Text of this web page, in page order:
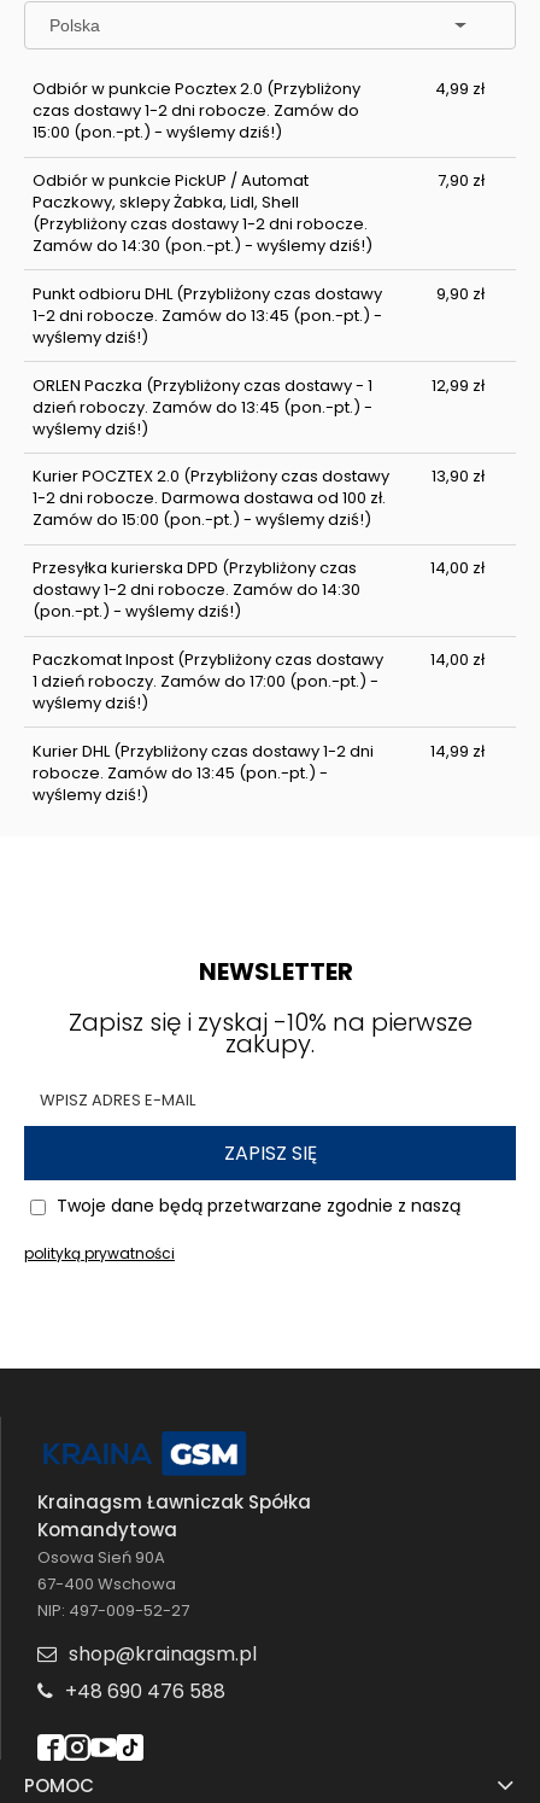
Odbiór w punkcie Pocztex 2.0 (Przybliżony
czas dostawy 1-2 dni robocze. Zamów do
15:00 (pon.-pt.) - wyślemy dziś!)
4,99 zł
Odbiór w punkcie PickUP / Automat
Paczkowy, sklepy Żabka, Lidl, Shell
(Przybliżony czas dostawy 1-2 dni robocze.
Zamów do 14:30 (pon.-pt.) - wyślemy dziś!)
7,90 zł
Punkt odbioru DHL(Przybliżony czas dostawy
1-2 dni robocze. Zamów do 13:45 (pon.-pt.) -
wyślemy dziś!)
9,90 zł
ORLEN Paczka (Przybliżony czas dostawy - 1
dzień roboczy. Zamów do 13:45 (pon.-pt.) -
wyślemy dziś!)
12,99 zł
Kurier POCZTEX 2.0 (Przybliżony czas dostawy
1-2 dni robocze. Darmowa dostawa od 100 zł.
Zamów do 15:00 (pon.-pt.) - wyślemy dziś!)
13,90 zł
Przesyłka kurierska DPD (Przybliżony czas
dostawy 1-2 dni robocze. Zamów do 14:30
(pon.-pt.) - wyślemy dziś!)
14,00 zł
Paczkomat Inpost(Przybliżony czas dostawy
1 dzień roboczy. Zamów do 17:00 (pon.-pt.) -
wyślemy dziś!)
14,00 zł
Kurier DHL(Przybliżony czas dostawy 1-2 dni
robocze. Zamów do 13:45 (pon.-pt.) -
wyślemy dziś!)
14,99 zł
NEWSLETTER
Zapisz się i zyskaj -10% na pierwsze
zakupy.
ZAPISZ SIĘ
Twoje dane będą przetwarzane zgodnie z naszą
polityką prywatności
POMOC
Krainagsm Ławniczak Spółka
Komandytowa
Osowa Sień 90A
67-400 Wschowa
NIP: 497-009-52-27
shop@krainagsm.pl
+48 690 476 588